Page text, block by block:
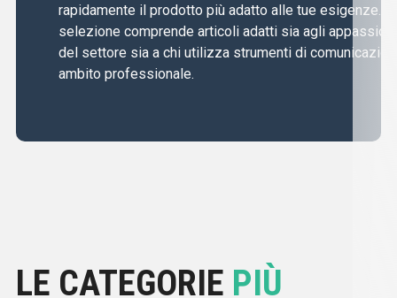
rapidamente il prodotto più adatto alle tue esigenze.
selezione comprende articoli adatti sia agli
del settore sia a chi utilizza strumenti di
ambito professionale.
LE CATEGORIE PIÙ